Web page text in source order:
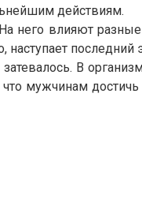
действиям.
влияют
последний
В
мужчинам